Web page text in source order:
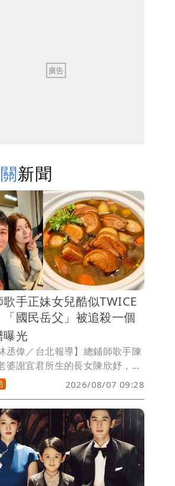
新聞
手正妹女兒酷似TWICE
國民岳父」被追殺一個
曝光
丞偉／台北報導】總鋪師歌手陳
婆謝宜君所生的長女陳欣妤，因
，更酷似TWICE 的定延而曾登
特版，在社群平台上累積萬名
讓他晉升「國民岳父」。身為歌
他，近來錄製《請世界吃桌》，
大秀廚藝，一道滷肉，只用醬
、帶膜蒜頭就完成美味料理，網
碗跪求食譜，不藏私的他也正式
配方。
2026/08/07 09:28